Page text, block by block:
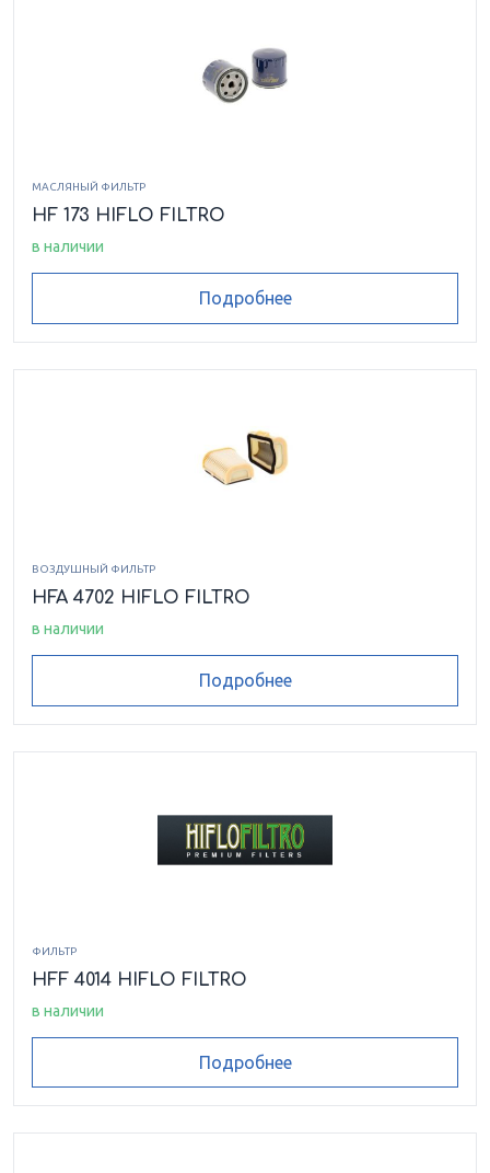
МАСЛЯНЫЙ ФИЛЬТР
HF 173 HIFLO FILTRO
в наличии
Подробнее
ВОЗДУШНЫЙ ФИЛЬТР
HFA 4702 HIFLO FILTRO
в наличии
Подробнее
ФИЛЬТР
HFF 4014 HIFLO FILTRO
в наличии
Подробнее